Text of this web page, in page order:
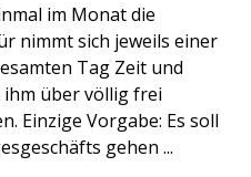
im Monat die
nimmt sich jeweils einer
Tag Zeit und
über völlig frei
Einzige Vorgabe: Es soll
gehen ...